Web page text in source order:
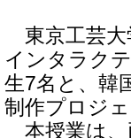
東京工芸大
インタラク
生7名と、韓
制作プロジ
本授業は、